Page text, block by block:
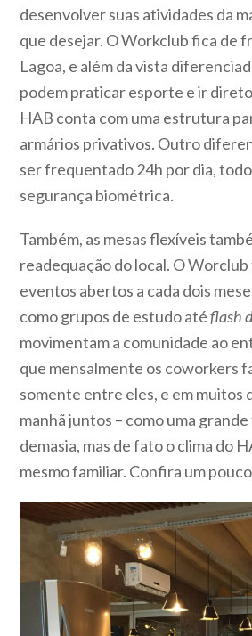
desenvolver suas atividades da
que desejar. O Workclub fica de
Lagoa, e além da vista
podem praticar esporte e ir
HAB conta com uma estrutura
armários privativos. Outro
ser frequentado 24h por dia,
segurança biométrica.
Também, as mesas flexíveis
readequação do local. O
eventos abertos a cada dois
como grupos de estudo atéflash
movimentam a comunidade ao
que mensalmente os coworkers
somente entre eles, e em muitos
manhã juntos – como uma
demasia, mas de fato o clima do
mesmo familiar. Confira um